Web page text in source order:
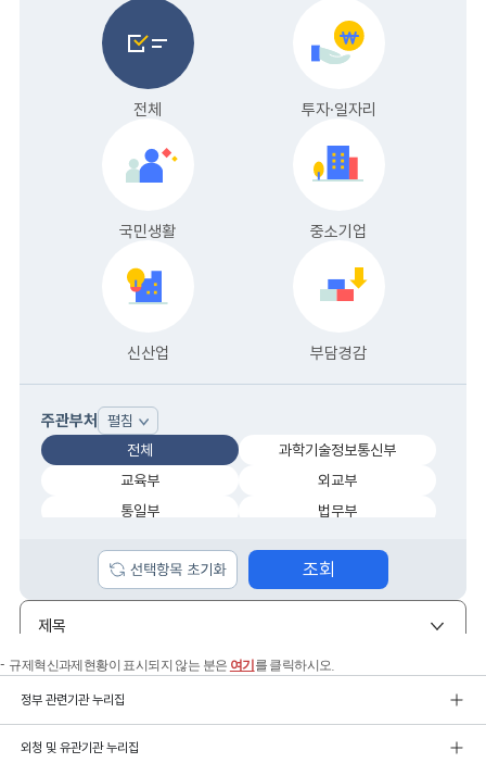
규제혁신과제현황이 표시되지 않는 분은 여기 를 클릭하시오.
정부 관련기관 누리집
외청 및 유관기관 누리집